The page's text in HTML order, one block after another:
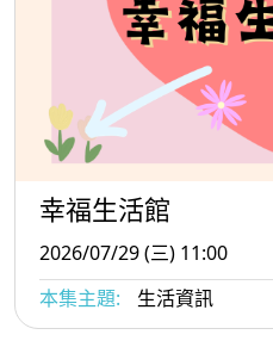
幸福生活館
2026/07/29 (三) 11:00
本集主題:
生活資訊